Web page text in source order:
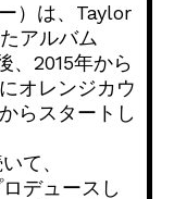
）は、Taylor
アルバム
、2015年から
オレンジカウ
らスタートし
て、
デュースし